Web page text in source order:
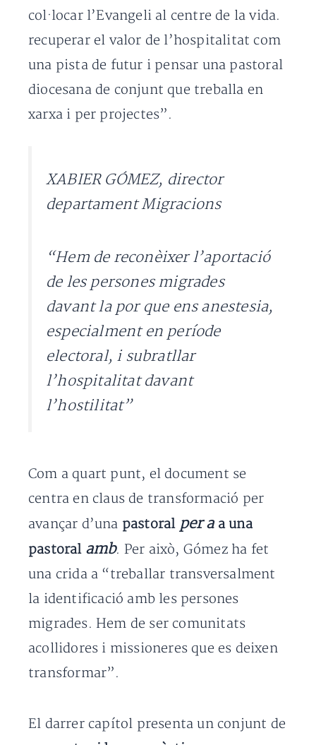
col·locar l’Evangeli al centre de la vida.
recuperar el valor de l’hospitalitat com
una pista de futur i pensar una pastoral
diocesana de conjunt que treballa en
xarxa i per projectes”.
XABIER GÓMEZ, director
departament Migracions
“Hem de reconèixer l’aportació
de les persones migrades
davant la por que ens anestesia,
especialment en període
electoral, i subratllar
l’hospitalitat davant
l’hostilitat”
Com a quart punt, el document se
centra en claus de transformació per
avançar d’una pastoral per aa una
pastoralamb. Per això, Gómez ha fet
una crida a “treballar transversalment
la identificació amb les persones
migrades. Hem de ser comunitats
acollidores i missioneres que es deixen
transformar”.
El darrer capítol presenta un conjunt de